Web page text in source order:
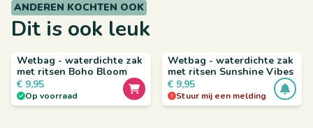
ANDEREN KOCHTEN OOK
Dit is ook leuk
Wetbag - waterdichte zak
met ritsen Boho Bloom
Op voorraad
€ 9,95
Wetbag - waterdichte zak
met ritsen Sunshine Vibes
Stuur mij een melding
€ 9,95